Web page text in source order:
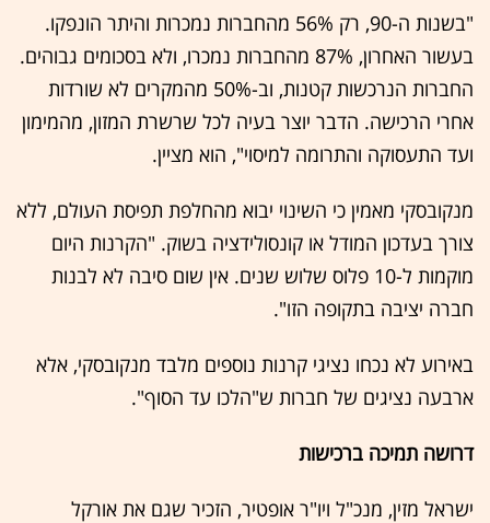
"בשנות ה-90, רק 56% מהחברות נמכרות והיתר הונפקו.
בעשור האחרון, 87% מהחברות נמכרו, ולא בסכומים גבוהים.
החברות הנרכשות קטנות, וב-50% מהמקרים לא שורדות
אחרי הרכישה. הדבר יוצר בעיה לכל שרשרת המזון, מהמימון
ועד התעסוקה והתרומה למיסוי", הוא מציין.
מנקובסקי מאמין כי השינוי יבוא מהחלפת תפיסת העולם, ללא
צורך בעדכון המודל או קונסולידציה בשוק. "הקרנות היום
מוקמות ל-10 פלוס שלוש שנים. אין שום סיבה לא לבנות
חברה יציבה בתקופה הזו".
באירוע לא נכחו נציגי קרנות נוספים מלבד מנקובסקי, אלא
ארבעה נציגים של חברות ש"הלכו עד הסוף".
דרושה תמיכה ברכישות
ישראל מזין, מנכ"ל ויו"ר אופטיר, הזכיר שגם את אורקל